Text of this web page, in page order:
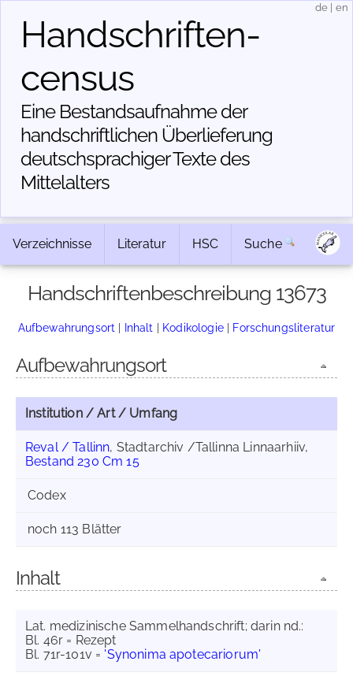
Handschriften­
census
Eine Bestandsaufnahme der
handschriftlichen Über­lieferung
deutschsprachiger Texte des
Mittelalters
de en
Verzeichnisse Literatur HSC Suche
Handschriftenbeschreibung 13673
Aufbewahrungsort | Inhalt | Kodikologie| Forschungsliteratur
Aufbewahrungsort
Institution / Art / Umfang
Reval / Tallinn, Stadtarchiv /Tallinna Linnaarhiiv,
Bestand 230 Cm 15
Codex
noch 113 Blätter
Inhalt
Lat. medizinische Sammelhandschrift; darin nd.:
Bl. 46r = Rezept
Bl. 71r-101v = 'Synonima apotecariorum'